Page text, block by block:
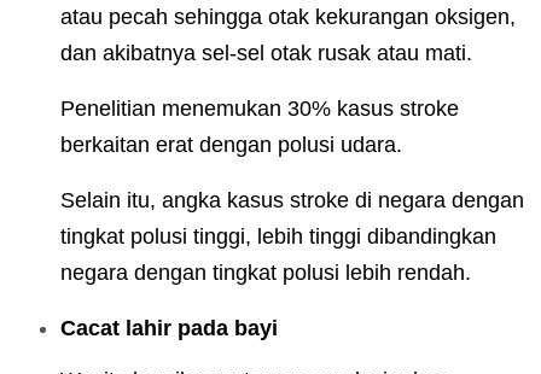
atau pecah sehingga otak kekurangan oksigen,
dan akibatnya sel-sel otak rusak atau mati.
Penelitian menemukan 30% kasus stroke
berkaitan erat dengan polusi udara.
Selain itu, angka kasus stroke di negara dengan
tingkat polusi tinggi, lebih tinggi dibandingkan
negara dengan tingkat polusi lebih rendah.
Cacat lahir pada bayi